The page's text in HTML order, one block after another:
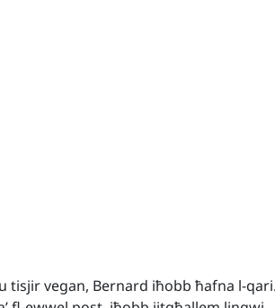
tisjir vegan, Bernard iħobb ħafna l-qari.